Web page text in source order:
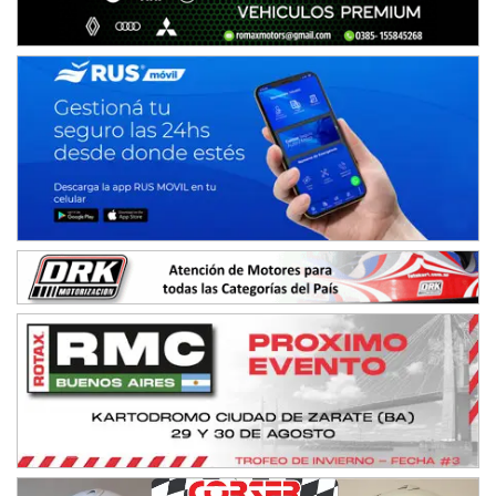
IAME SERIES ARGENTINA 6
Ramiro Tot (Asfalto)
KDO - F6
Ciudad de Trenque Lauquen (Asfalto)
ENTRERRIANO - F6 (POSTERGADA)
Parque de la Velocidad (Asfalto)
Villaguay (Entre Ríos)
VICTORIENSE - F7
El Cerro (Tierra)
Victoria (Entre Ríos)
PATAGONICO - F6
Gral. E. Godoy (Río Negro)
CSK - F7
Juventud Unida (Tierra)